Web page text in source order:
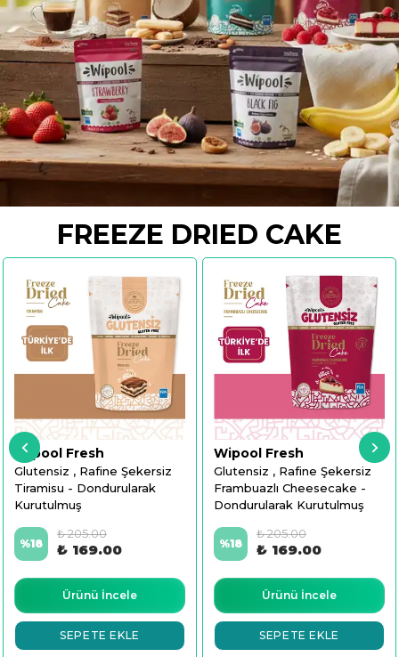
FREEZE DRIED CAKE
Wipool Fresh
Glutensiz , Rafine Şekersiz
Tiramisu - Dondurularak
Kurutulmuş
%18
₺ 205.00
₺ 169.00
Ürünü İncele
SEPETE EKLE
Wipool Fresh
Glutensiz , Rafine Şekersiz
Frambuazlı Cheesecake -
Dondurularak Kurutulmuş
%18
₺ 205.00
₺ 169.00
Ürünü İncele
SEPETE EKLE